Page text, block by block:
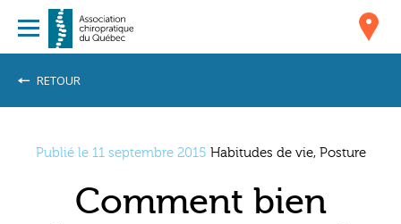
RETOUR
Publié le 11 septembre 2015 Habitudes de vie, Posture
Comment bien